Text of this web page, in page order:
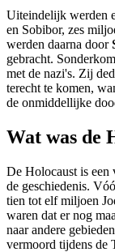
Uiteindelijk werden
en Sobibor, zes
werden daarna door
gebracht.
met de nazi's. Zij
terecht te komen,
de onmiddellijke
Wat was de
De Holocaust is een
de geschiedenis.
tien tot elf miljoen
waren dat er nog
naar andere
vermoord tijdens de